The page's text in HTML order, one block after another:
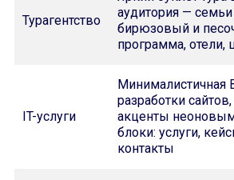
Турагентство
аудитория —
бирюзовый и
программа, отели,
IT-услуги
Минималистичная
разработки
акценты
блоки: услуги,
контакты